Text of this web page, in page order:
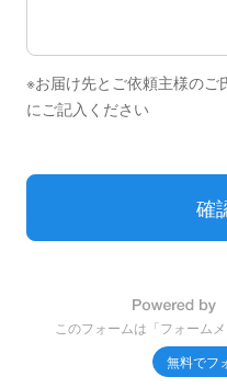
※お届け先とご依頼主様のご
にご記入ください
このフォームは「フォーム
無料でフ